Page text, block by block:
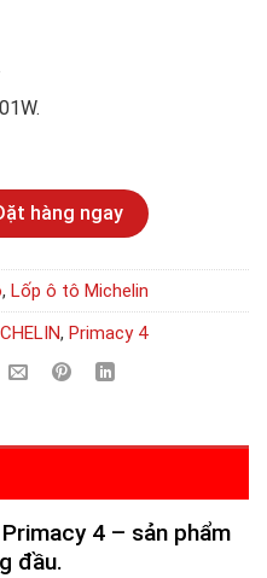
hàng ngay
, Lốp ô tô Michelin
, Primacy 4
4 – sản phẩm
đầu.